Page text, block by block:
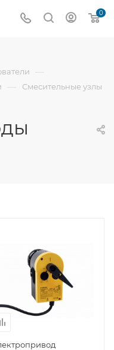
0
—
— Смесительные узлы